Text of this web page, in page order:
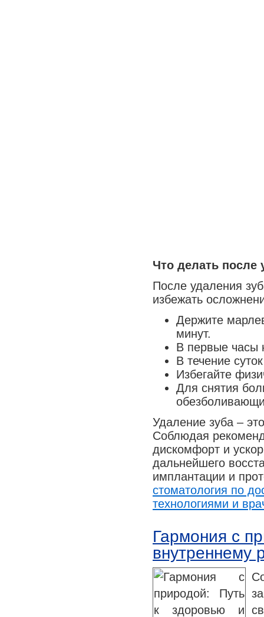
Что делать после
После удаления
избежать
Держите
минут.
В первые часы
В течение
Избегайте
Для снятия
Удаление зуба –
Соблюдая
дискомфорт и
дальнейшего
имплантации и
стоматология по
технологиями и
Гармония с
внутреннему